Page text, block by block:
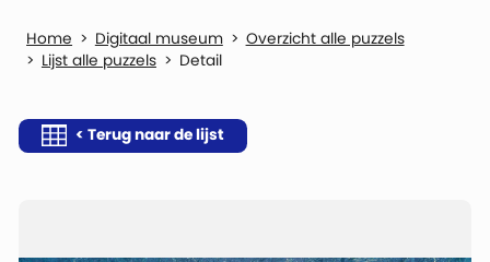
Digitaal museum
Overzicht alle puzzels
Lijst alle puzzels
Detail
< Terug naar de lijst